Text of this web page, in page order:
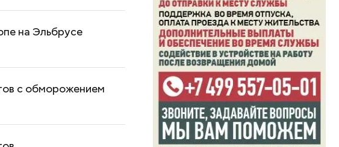
на Эльбрусе
с обморожением